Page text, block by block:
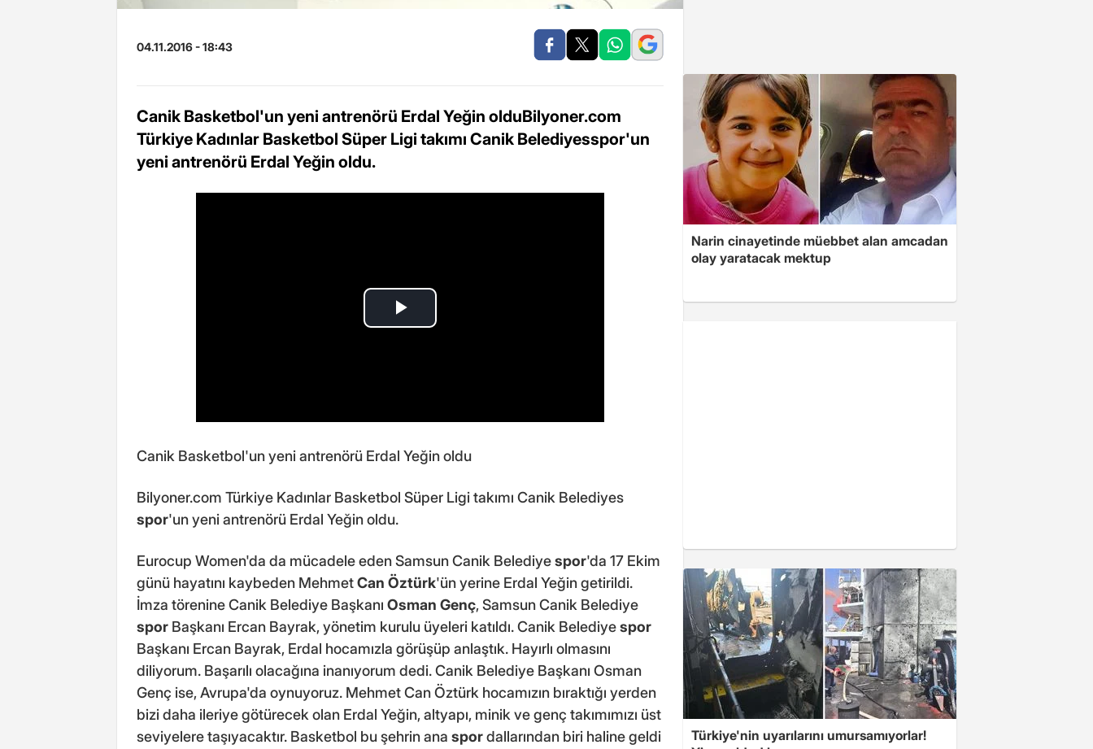
04.11.2016 - 18:43
Canik Basketbol'un yeni antrenörü Erdal Yeğin olduBilyoner.com
Türkiye Kadınlar Basketbol Süper Ligi takımı Canik Belediyesspor'un
yeni antrenörü Erdal Yeğin oldu.
Canik Basketbol'un yeni antrenörü Erdal Yeğin oldu
Bilyoner.com Türkiye Kadınlar Basketbol Süper Ligi takımı Canik Belediyes
spor'un yeni antrenörü Erdal Yeğin oldu.
Eurocup Women'da da mücadele eden Samsun Canik Belediyespor'da 17 Ekim
günü hayatını kaybeden MehmetCan Öztürk'ün yerine Erdal Yeğin getirildi.
İmza törenine Canik Belediye Başkanı Osman Genç, Samsun Canik Belediye
spor Başkanı Ercan Bayrak, yönetim kurulu üyeleri katıldı. Canik Belediyespor
Başkanı Ercan Bayrak, Erdal hocamızla görüşüp anlaştık. Hayırlı olmasını
diliyorum. Başarılı olacağına inanıyorum dedi. Canik Belediye Başkanı Osman
Genç ise, Avrupa'da oynuyoruz. Mehmet Can Öztürk hocamızın bıraktığı yerden
bizi daha ileriye götürecek olan Erdal Yeğin, altyapı, minik ve genç takımımızı üst
seviyelere taşıyacaktır. Basketbol bu şehrin ana spordallarından biri haline geldi
Narin cinayetinde müebbet alan amcadan
olay yaratacak mektup
Türkiye'nin uyarılarını umursamıyorlar!